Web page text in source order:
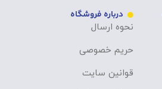
درباره فروشگاه
نحوه ارسال
حریم خصوصی
قوانین سایت